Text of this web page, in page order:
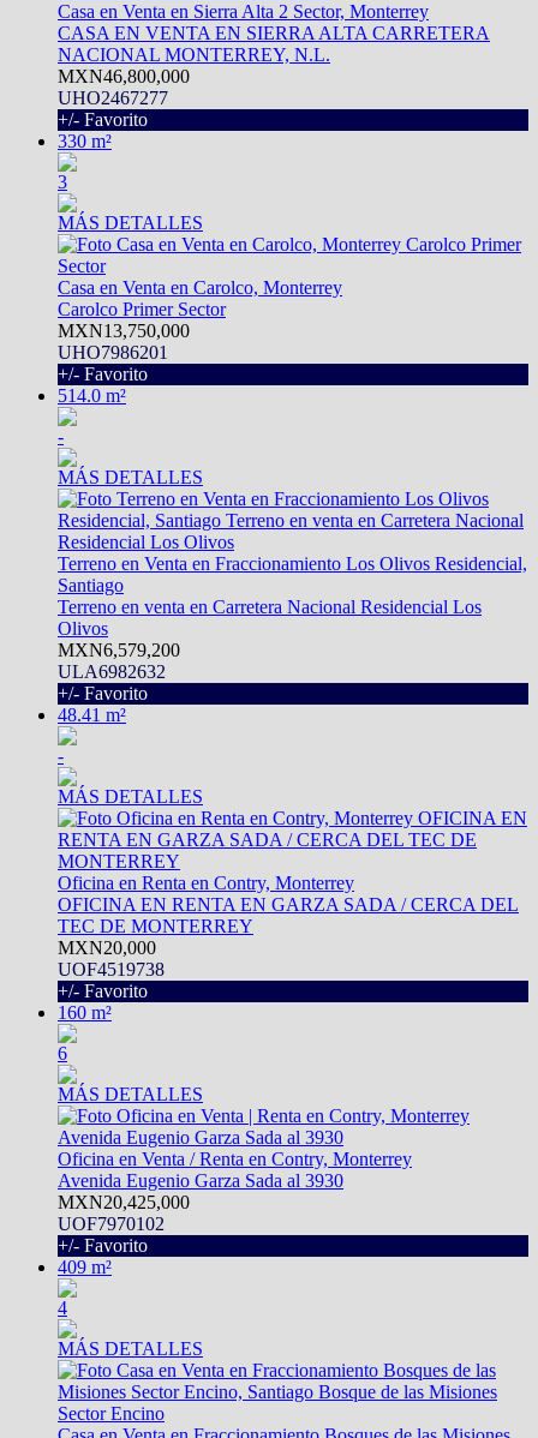
Casa en Venta en Sierra Alta 2 Sector, Monterrey
CASA EN VENTA EN SIERRA ALTA CARRETERA
NACIONAL MONTERREY, N.L.
MXN46,800,000
UHO2467277
+/- Favorito
330 m²
3
MÁS DETALLES
Casa en Venta en Carolco, Monterrey
Carolco Primer Sector
MXN13,750,000
UHO7986201
+/- Favorito
514.0 m²
-
MÁS DETALLES
Terreno en Venta en Fraccionamiento Los Olivos Residencial,
Santiago
Terreno en venta en Carretera Nacional Residencial Los
Olivos
MXN6,579,200
ULA6982632
+/- Favorito
48.41 m²
-
MÁS DETALLES
Oficina en Renta en Contry, Monterrey
OFICINA EN RENTA EN GARZA SADA / CERCA DEL
TEC DE MONTERREY
MXN20,000
UOF4519738
+/- Favorito
160 m²
6
MÁS DETALLES
Oficina en Venta / Renta en Contry, Monterrey
Avenida Eugenio Garza Sada al 3930
MXN20,425,000
UOF7970102
+/- Favorito
409 m²
4
MÁS DETALLES